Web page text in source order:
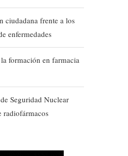
ciudadana frente a los
enfermedades
formación en farmacia
Seguridad Nuclear
radiofármacos